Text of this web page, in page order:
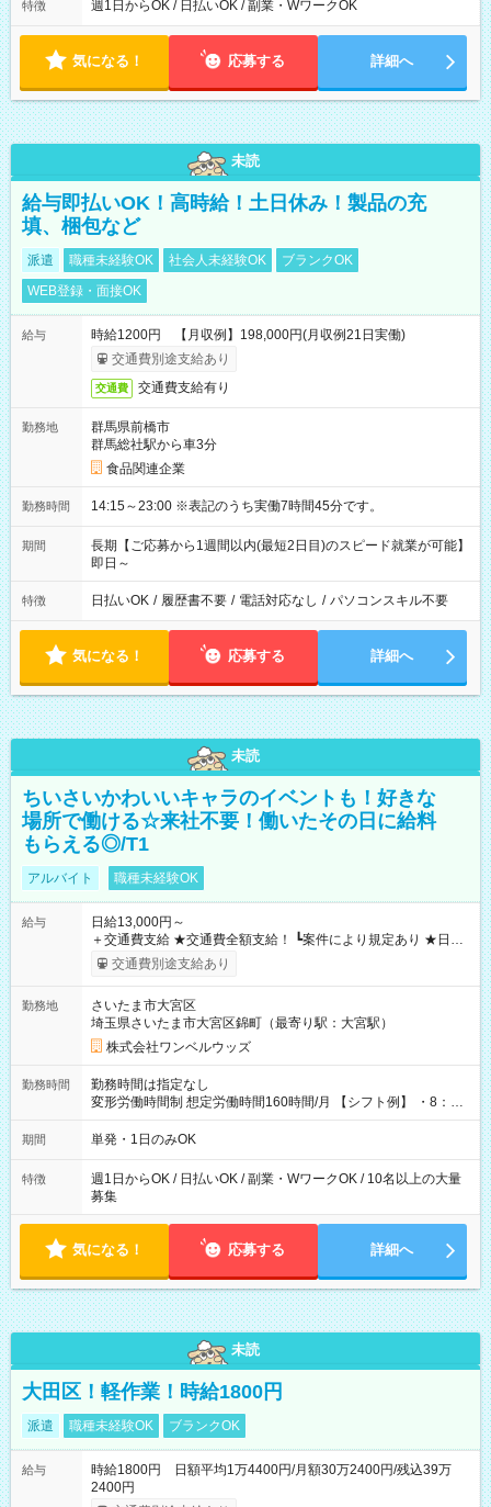
能！ └平日・土曜日の中で、お好きな曜日でご勤務いただけま
18:00 などのように、自由な働き方が可能なお仕事です！
特徴 週1日からOK / 日払いOK / 副業・WワークOK
気になる！ 応募する 詳細へ
未読
給与即払いOK！高時給！土日休み！製品の充
填、梱包など
派遣 職種未経験OK 社会人未経験OK
ブランクOK
WEB登録・面接OK
給与
時給1200円 【月収例】198,000円(月収例21日実働)
交通費別途支給あり
交通費 交通費支給有り
勤務地
群馬県前橋市
群馬総社駅から車3分
食品関連企業
勤務時間 14:15～23:00 ※表記のうち実働7時間45分です。
期間
長期【ご応募から1週間以内(最短2日目)のスピード就業が可能】
即日～
特徴 日払いOK / 履歴書不要 / 電話対応なし / パソコンスキル不要
気になる！ 応募する 詳細へ
未読
ちいさいかわいいキャラのイベントも！好きな
場所で働ける☆来社不要！働いたその日に給料
もらえる◎/T1
アルバイト 職種未経験OK
給与
日給13,000円～
＋交通費支給 ★交通費全額支給！ ┗案件により規定あり ★日払
いOK！（規定あり） ┗働いたその日に現金GET♪ お仕事後はコ
ンビニATMから 日払い分を引き落とせます！ 【試用期間】試
交通費別途支給あり
勤務地
さいたま市大宮区
埼玉県さいたま市大宮区錦町（最寄り駅：大宮駅）
株式会社ワンベルウッズ
勤務時間
勤務時間は指定なし
変形労働時間制 想定労働時間160時間/月 【シフト例】 ・8：00
～21：00
期間 単発・1日のみOK
特徴
週1日からOK / 日払いOK / 副業・WワークOK / 10名以上の大量
募集
気になる！ 応募する 詳細へ
未読
大田区！軽作業！時給1800円
派遣 職種未経験OK ブランクOK
給与
時給1800円 日額平均1万4400円/月額30万2400円/残込39万
2400円